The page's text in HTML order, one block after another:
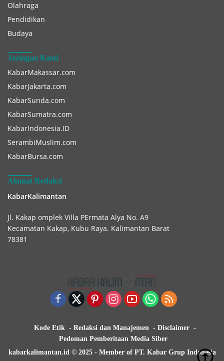
Olahraga
Pendidikan
Budaya
Jaringan Kami
KabarMakassar.com
KabarJakarta.com
KabarSunda.com
KabarSumatra.com
KabarIndonesia.ID
SerambiMuslim.com
KabarBursa.com
Alamat Redaksi
KabarKalimantan
Jl. Kakap omplek Villa PErmata Alya No. A9
Kecamatan Kakap, Kubu Raya. Kalimantan Barat
78381
Kode Etik Redaksi dan Manajemen
Disclaimer
Pedoman Pemberitaan Media Siber
kabarkalimantan.id © 2025 - Member of PT. Kabar Grup Indonesia